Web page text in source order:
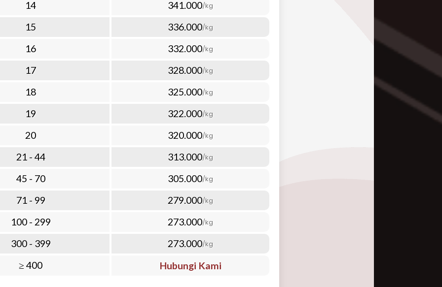
solusi terbaik dengan
berat aktual atau
Sebagai contoh:
Bahkan untuk pengiriman
Indonesia
gratis (free pick up) di
untuk memberikan
dan berukuran besar.
Cepat
Waktu ini sudah termasuk
14 341.000/kg
15 336.000/kg
16 332.000/kg
17 328.000/kg
18 325.000/kg
19 322.000/kg
20 320.000/kg
21 - 44 313.000/kg
45 - 70 305.000/kg
71 - 99 279.000/kg
100 - 299 273.000/kg
300 - 399 273.000/kg
≥ 400 Hubungi Kami